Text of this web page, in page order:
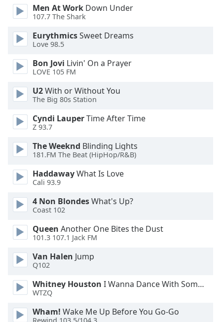
Text
Color
Opacity
Text
Color
Opacity
Caption
Background
Color
Opacity
Font
Size
Text
Edge
Men At Work Down Under
107.7 The Shark
EurythmicsSweet Dreams
Love 98.5
Bon Jovi Livin' On a Prayer
LOVE 105 FM
U2With or Without You
The Big 80s Station
Cyndi LauperTime After Time
Z 93.7
The Weeknd Blinding Lights
181.FM The Beat (HipHop/R&B)
HaddawayWhat Is Love
Cali 93.9
4 Non BlondesWhat's Up?
Coast 102
Queen Another One Bites the Dust
101.3 107.1 Jack FM
Van Halen Jump
Q102
Whitney Houston I Wanna Dance With Somebody
WTZQ
Wham! Wake Me Up Before You Go-Go